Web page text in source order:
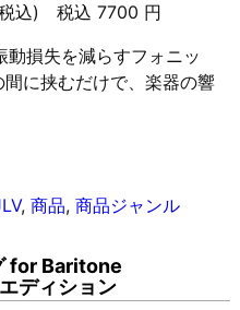
込) 税込 7700 円
動損失を減らすフォニッ
に挟むだけで、楽器の響
,商品,商品ジャンル
for Baritone
ディション